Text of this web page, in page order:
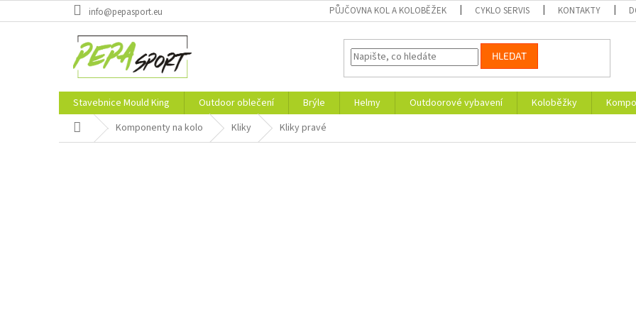
na
info@pepasport.eu PŮJČOVNA KOL A KOLOBĚŽEK CYKLO SERVIS KONTAKTY
HLEDAT
Stavebnice Mould King Outdoor oblečení Brýle Helmy Outdoorové vybavení Koloběžky
Domů Komponenty na kolo Kliky Kliky pravé